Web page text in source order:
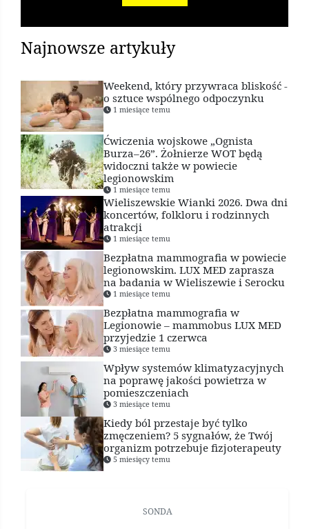
Najnowsze artykuły
Weekend, który przywraca bliskość -
o sztuce wspólnego odpoczynku
1 miesiące temu
Ćwiczenia wojskowe „Ognista
Burza–26”. Żołnierze WOT będą
widoczni także w powiecie
legionowskim
1 miesiące temu
Wieliszewskie Wianki 2026. Dwa dni
koncertów, folkloru i rodzinnych
atrakcji
1 miesiące temu
Bezpłatna mammografia w powiecie
legionowskim. LUX MED zaprasza
na badania w Wieliszewie i Serocku
1 miesiące temu
Bezpłatna mammografia w
Legionowie – mammobus LUX MED
przyjedzie 1 czerwca
3 miesiące temu
Wpływ systemów klimatyzacyjnych
na poprawę jakości powietrza w
pomieszczeniach
3 miesiące temu
Kiedy ból przestaje być tylko
zmęczeniem? 5 sygnałów, że Twój
organizm potrzebuje fizjoterapeuty
5 miesięcy temu
SONDA